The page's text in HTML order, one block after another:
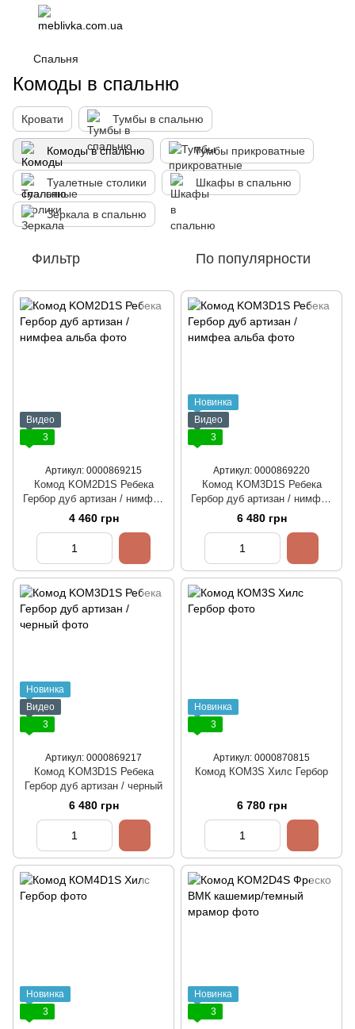
Спальня
Комоды в спальню
Кровати Тумбы в спальню
Комоды в спальню Тумбы прикроватные
Туалетные столики Шкафы в спальню
Зеркала в спальню
Фильтр По популярности
Видео
3
Артикул: 0000869215
Комод KOM2D1S Ребека
Гербор дуб артизан / нимфеа
альба
4 460 грн
Новинка
Видео
3
Артикул: 0000869220
Комод KOM3D1S Ребека
Гербор дуб артизан / нимфеа
альба
6 480 грн
Новинка
Видео
3
Артикул: 0000869217
Комод KOM3D1S Ребека
Гербор дуб артизан / черный
6 480 грн
Новинка
3
Артикул: 0000870815
Комод КОМ3S Хилс Гербор
6 780 грн
Новинка
3
Новинка
3